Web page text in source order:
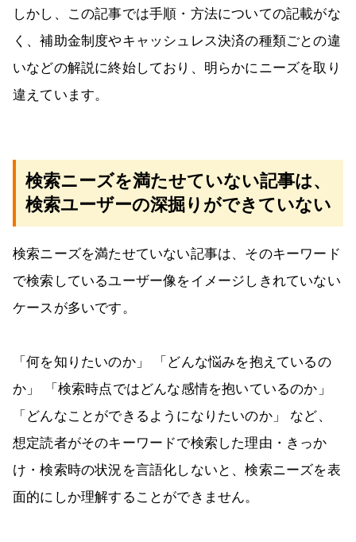
しかし、この記事では手順・方法についての記載がな
く、補助金制度やキャッシュレス決済の種類ごとの違
いなどの解説に終始しており、明らかにニーズを取り
違えています。
検索ニーズを満たせていない記事は、
検索ユーザーの深掘りができていない
検索ニーズを満たせていない記事は、そのキーワード
で検索しているユーザー像をイメージしきれていない
ケースが多いです。
「何を知りたいのか」 「どんな悩みを抱えているの
か」 「検索時点ではどんな感情を抱いているのか」
「どんなことができるようになりたいのか」 など、
想定読者がそのキーワードで検索した理由・きっか
け・検索時の状況を言語化しないと、検索ニーズを表
面的にしか理解することができません。